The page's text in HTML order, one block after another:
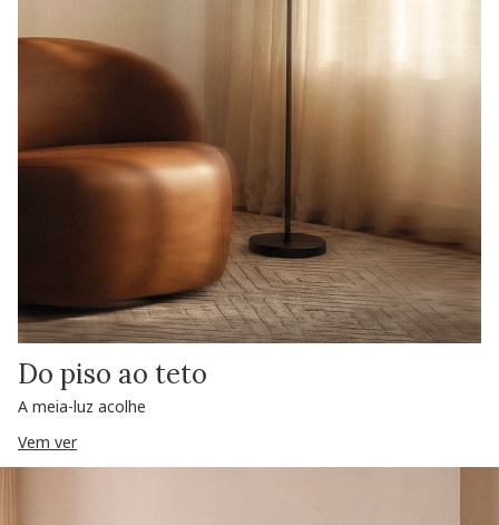
Do piso ao teto
A meia-luz acolhe
Vem ver